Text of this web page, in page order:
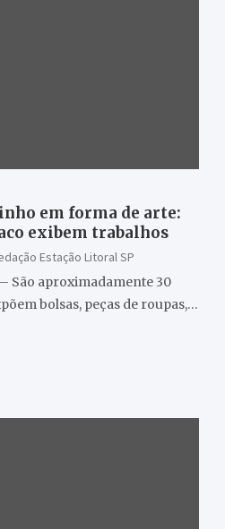
em forma de arte:
exibem trabalhos
Estação Litoral SP
São aproximadamente 30
bolsas, peças de roupas,…